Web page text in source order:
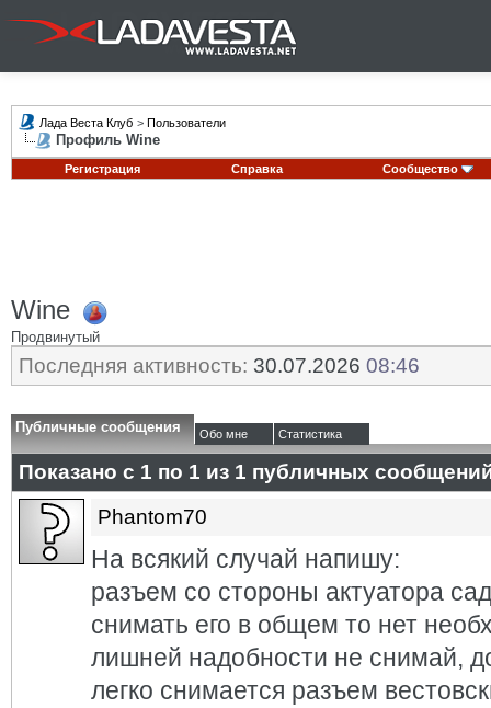
Лада Веста Клуб > Пользователи
Профиль Wine
Регистрация Справка Сообщество
Wine
Продвинутый
Последняя активность: 30.07.2026 08:46
Публичные сообщения Обо мне Статистика
Показано с 1 по 1 из 1 публичных
Phantom70
На всякий случай напишу:
разъем со стороны актуатора
снимать его в общем то нет
лишней надобности не снимай,
легко снимается разъем